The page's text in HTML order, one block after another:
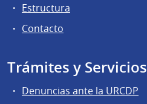
Estructura
Contacto
Trámites y Servicios
Denuncias ante la URCDP